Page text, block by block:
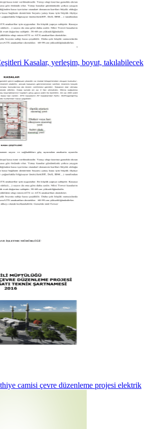
Kasalar, yerleşim, boyut, takılabilecek
camisi çevre düzenleme projesi elektrik